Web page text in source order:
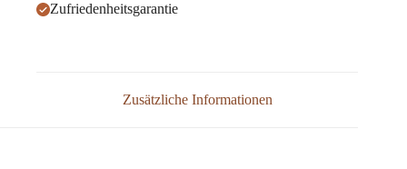
Zufriedenheitsgarantie
Zusätzliche Informationen